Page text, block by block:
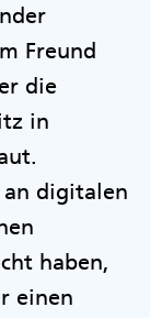
Freund
die
in
digitalen
haben,
einen